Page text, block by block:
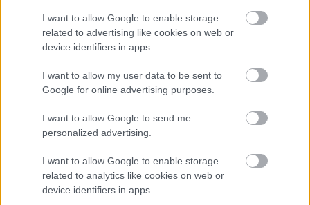
I want to allow Google to enable storage
related to advertising like cookies on web or
device identifiers in apps.
I want to allow my user data to be sent to
Google for online advertising purposes.
I want to allow Google to send me
personalized advertising.
I want to allow Google to enable storage
related to analytics like cookies on web or
device identifiers in apps.